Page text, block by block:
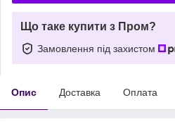
Що таке купити з Пром?
Замовлення під захистом
Опис Доставка Оплата